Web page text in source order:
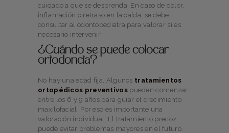
cuidado a que se desprenda. En caso de dolor,
inflamación o retraso en la caída, se debe
consultar al odontopediatra para valorar si es
necesario intervenir.
¿Cuándo se puede colocar
ortodoncia?
No hay una edad fija. Algunos tratamientos
ortopédicos preventivospueden comenzar
entre los 6 y 9 años para guiar el crecimiento
maxilofacial. Por eso es importante una
valoración individual. El tratamiento precoz
puede evitar problemas mayores en el futuro.